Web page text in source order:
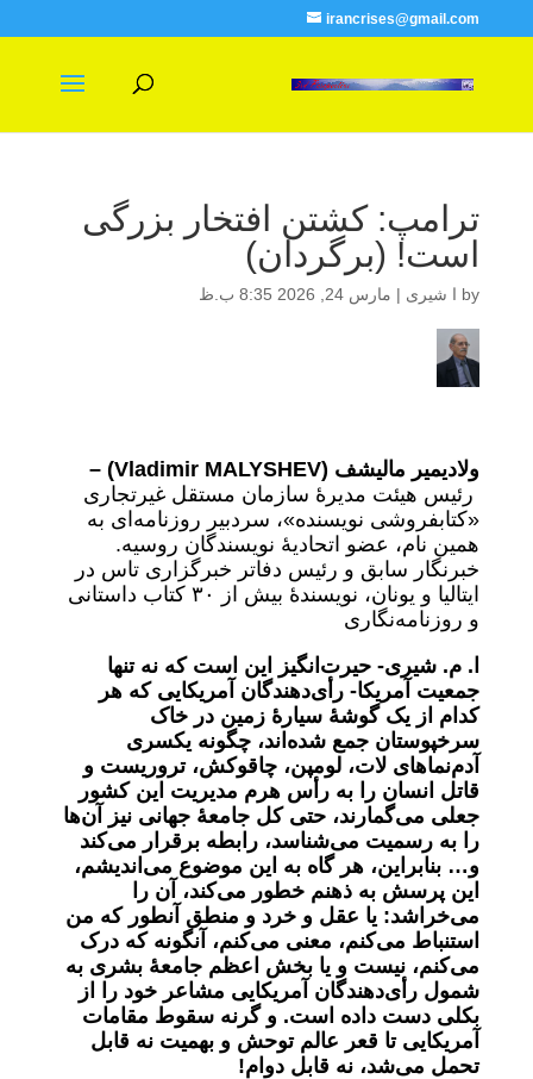
irancrises@gmail.com
ترامپ: کشتن افتخار بزرگی
است! (برگردان)
by ا شیری | مارس 24, 2026 8:35 ب.ظ
ولادیمیر مالیشف (Vladimir MALYSHEV)
–
رئیس هیئت مدیرۀ سازمان مستقل غیرتجاری
«کتابفروشی نویسنده»، سردبیر روزنامه‌ای به
همین نام، عضو اتحادیۀ نویسندگان روسیه.
خبرنگار سابق و رئیس دفاتر خبرگزاری تاس در
ایتالیا و یونان، نویسندۀ بیش از ٣٠ کتاب داستانی
و روزنامه‌نگاری
ا. م. شیری- حیرت‌انگیز این است که نه تنها
جمعیت آمریکا- رأی‌دهندگان آمریکایی که هر
کدام از یک گوشۀ سیارۀ زمین در خاک
سرخپوستان جمع شده‌اند‌، چگونه یکسری
آدم‌نماهای لات، لومپن، چاقوکش، تروریست و
قاتل انسان را به رأس هرم مدیریت این کشور
جعلی می‌‌گمارند، حتی کل جامعۀ جهانی نیز آن‌ها
را به رسمیت می‌شناسد، رابطه برقرار می‌کند
و… بنابراین، هر گاه به این موضوع می‌اندیشم،
این پرسش به ذهنم خطور می‌کند، آن را
می‌خراشد: یا عقل و خرد و منطق آنطور که من
استنباط می‌کنم، معنی می‌کنم، آنگونه که درک
می‌کنم، نیست و یا بخش اعظم جامعۀ بشری به
شمول رأی‌دهندگان آمریکایی مشاعر خود را از
بکلی دست داده است. و گرنه سقوط مقامات
آمریکایی تا قعر عالم توحش و بهمیت نه قابل
تحمل می‌شد، نه قابل دوام!